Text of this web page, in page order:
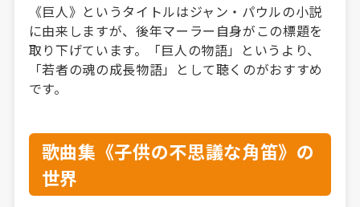
《巨人》というタイトルはジャン・パウルの小説
に由来しますが、後年マーラー自身がこの標題を
取り下げています。「巨人の物語」というより、
「若者の魂の成長物語」として聴くのがおすすめ
です。
歌曲集《子供の不思議な角笛》の
世界